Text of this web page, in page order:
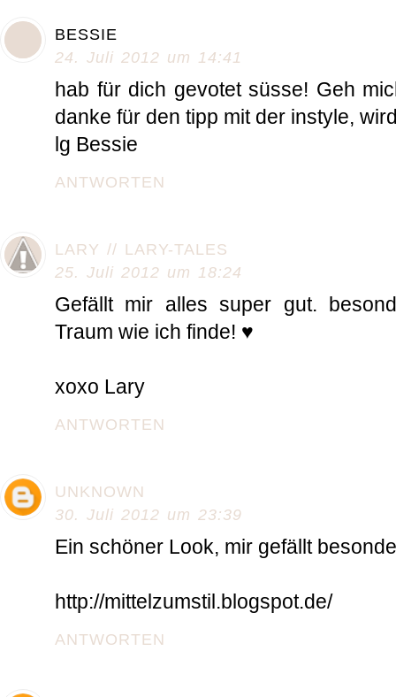
BESSIE
24. Juli 2012 um 14:41
hab für dich gevotet süsse! Geh
danke für den tipp mit der instyle,
lg Bessie
ANTWORTEN
LARY // LARY-TALES
25. Juli 2012 um 18:24
Gefällt mir alles super gut.
Traum wie ich finde! ♥
xoxo Lary
ANTWORTEN
UNKNOWN
30. Juli 2012 um 23:39
Ein schöner Look, mir gefällt
http://mittelzumstil.blogspot.de/
ANTWORTEN